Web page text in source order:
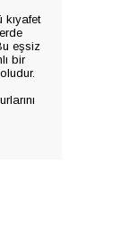
kıyafet
eşsiz
bir